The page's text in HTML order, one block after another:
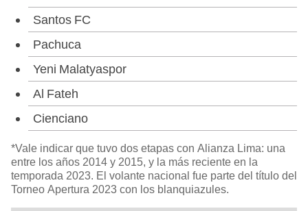
Santos FC
Pachuca
Yeni Malatyaspor
Al Fateh
Cienciano
*Vale indicar que tuvo dos etapas con Alianza Lima: una
entre los años 2014 y 2015, y la más reciente en la
temporada 2023. El volante nacional fue parte del título del
Torneo Apertura 2023 con los blanquiazules.